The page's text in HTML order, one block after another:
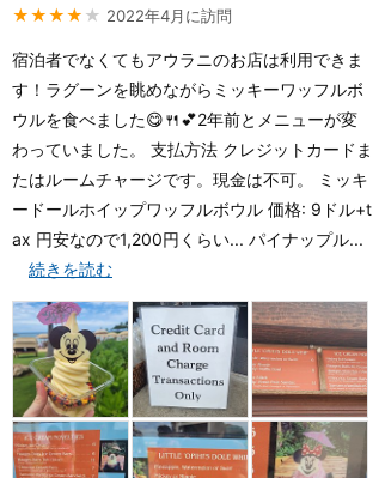
★★★★ ★ 2022年4月に訪問
宿泊者でなくてもアウラニのお店は利用できま
す！ラグーンを眺めながらミッキーワッフルボ
ウルを食べました😋🍴💕2年前とメニューが変
わっていました。 支払方法 クレジットカードま
たはルームチャージです。現金は不可。 ミッキ
ードールホイップワッフルボウル 価格: 9ドル+t
ax 円安なので1,200円くらい... パイナップル...
続きを読む